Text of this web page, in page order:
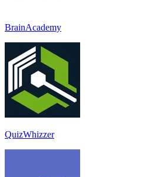
BrainAcademy
QuizWhizzer